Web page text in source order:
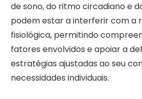
de sono, do ritmo circadiano e
podem estar a interferir com a
fisiológica, permitindo
fatores envolvidos e apoiar a
estratégias ajustadas ao seu
necessidades individuais.